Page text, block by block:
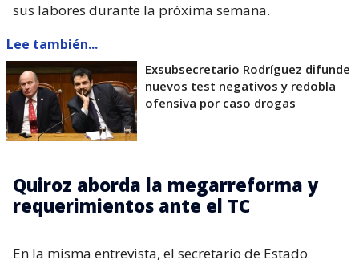
sus labores durante la próxima semana.
Lee también...
Exsubsecretario Rodríguez difunde
nuevos test negativos y redobla
ofensiva por caso drogas
Quiroz aborda la megarreforma y
requerimientos ante el TC
En la misma entrevista, el secretario de Estado